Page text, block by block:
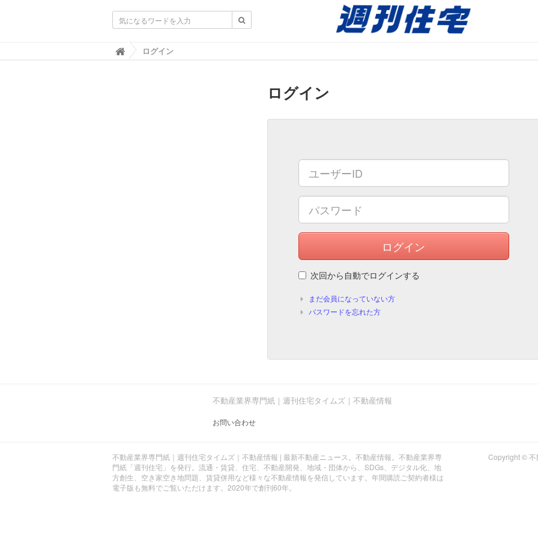
不動産業界専門紙｜週刊住宅タイムズ｜不動産情報
ログイン
ログイン
ログイン
次回から自動でログインする
まだ会員になっていない方
パスワードを忘れた方
不動産業界専門紙｜週刊住宅タイムズ｜不動産情報
お問い合わせ
不動産業界専門紙｜週刊住宅タイムズ｜不動産情報 | 最新不動産ニュース。不動産情報。不動産業界専
門紙「週刊住宅」を発行。流通・賃貸、住宅、不動産開発、地域・団体から、SDGs、デジタル化、地
方創生、空き家空き地問題、賃貸併用など様々な不動産情報を発信しています。年間購読ご契約者様は
電子版も無料でご覧いただけます。2020年で創刊60年。
Copyright © 不